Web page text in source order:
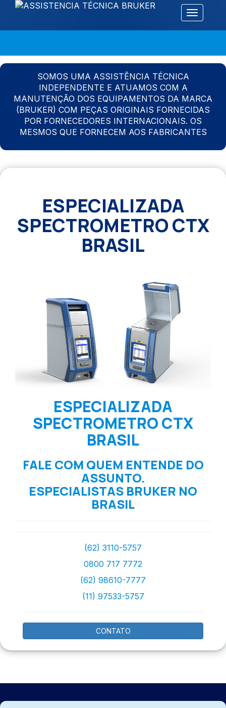
Alternar
SOMOS UMA ASSISTÊNCIA TÉCNICA
INDEPENDENTE E ATUAMOS COM A
MANUTENÇÃO DOS EQUIPAMENTOS DA MARCA
(BRUKER) COM PEÇAS ORIGINAIS FORNECIDAS
POR FORNECEDORES INTERNACIONAIS. OS
MESMOS QUE FORNECEM AOS FABRICANTES
ESPECIALIZADA
SPECTROMETRO CTX
BRASIL
ESPECIALIZADA
SPECTROMETRO CTX
BRASIL
FALE COM QUEM ENTENDE DO
ASSUNTO.
ESPECIALISTAS BRUKER NO
BRASIL
(62) 3110-5757
0800 717 7772
(62) 98610-7777
(11) 97533-5757
CONTATO